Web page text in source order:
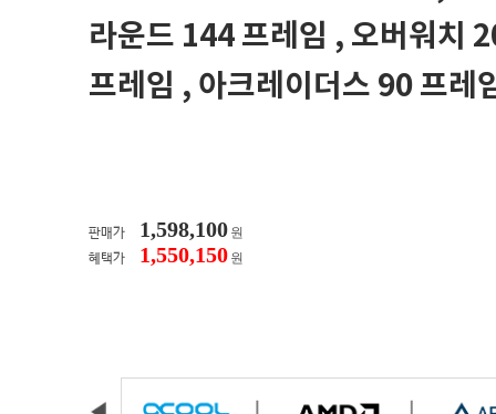
라운드 144 프레임 , 오버워치
프레임 , 아크레이더스 90 프레
판매가 1,598,100 원
혜택가
1,550,150 원